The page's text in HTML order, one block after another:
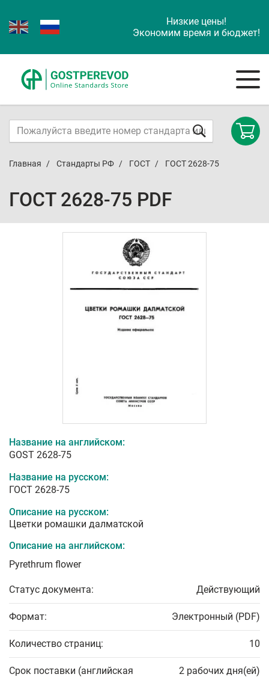
Низкие цены!
Экономим время и бюджет!
Главная Стандарты РФ ГОСТ ГОСТ 2628-75
ГОСТ 2628-75 PDF
Название на английском:
GOST 2628-75
Название на русском:
ГОСТ 2628-75
Описание на русском:
Цветки ромашки далматской
Описание на английском:
Pyrethrum flower
Статус документа: Действующий
Формат: Электронный (PDF)
Количество страниц: 10
Срок поставки (английская
2 рабочих дня(ей)